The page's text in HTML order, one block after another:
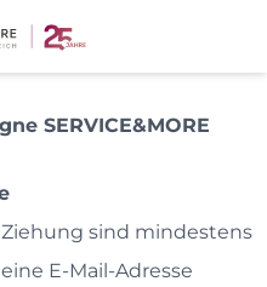
SERVICE&MORE
sind mindestens
E-Mail-Adresse